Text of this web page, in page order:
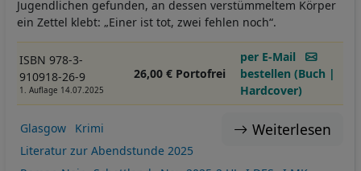
Jugendlichen gefunden, an dessen verstümmeltem Körper
ein Zettel klebt: „Einer ist tot, zwei fehlen noch“.
ISBN 978-3-
910918-26-9
1. Auflage 14.07.2025
26,00 € Portofrei
per E-Mail
bestellen (Buch |
Hardcover)
Weiterlesen
Glasgow
Krimi
Literatur zur Abendstunde 2025